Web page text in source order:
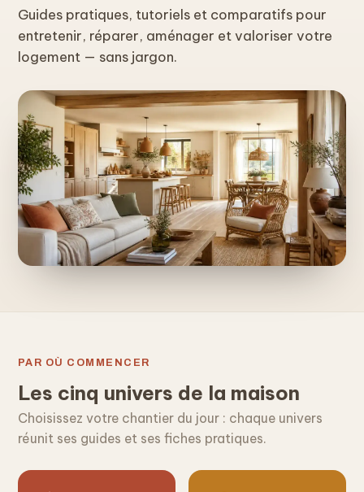
Immobilier
Guides pratiques, tutoriels et comparatifs pour
entretenir, réparer, aménager et valoriser votre
logement — sans jargon.
PAR OÙ COMMENCER
Les cinq univers de la maison
Choisissez votre chantier du jour : chaque univers
réunit ses guides et ses fiches pratiques.